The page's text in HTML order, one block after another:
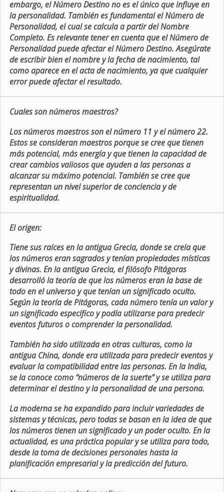
embargo, el Número Destino no es el único que influye en
la personalidad. También es fundamental el Número de
Personalidad, el cual se calcula a partir del Nombre
Completo. Es relevante tener en cuenta que el Número de
Personalidad puede afectar el Número Destino. Asegúrate
de escribir bien el nombre y la fecha de nacimiento, tal
como aparece en el acta de nacimiento, ya que cualquier
error puede afectar el resultado.
Cuales son números maestros?
Los números maestros son el número 11 y el número 22.
Estos se consideran maestros porque se cree que tienen
más potencial, más energía y que tienen la capacidad de
crear cambios valiosos que ayuden a las personas a
alcanzar su máximo potencial. También se cree que
representan un nivel superior de conciencia y de
espiritualidad.
El origen:
Tiene sus raíces en la antigua Grecia, donde se creía que
los números eran sagrados y tenían propiedades místicas
y divinas. En la antigua Grecia, el filósofo Pitágoras
desarrolló la teoría de que los números eran la base de
todo en el universo y que tenían un significado oculto.
Según la teoría de Pitágoras, cada número tenía un valor y
un significado específico y podía utilizarse para predecir
eventos futuros o comprender la personalidad.
También ha sido utilizada en otras culturas, como la
antigua China, donde era utilizada para predecir eventos y
evaluar la compatibilidad entre las personas. En la India,
se la conoce como “números de la suerte” y se utiliza para
determinar el destino y la personalidad de una persona.
La moderna se ha expandido para incluir variedades de
sistemas y técnicas, pero todas se basan en la idea de que
los números tienen un significado y un poder oculto. En la
actualidad, es una práctica popular y se utiliza para todo,
desde la toma de decisiones personales hasta la
planificación empresarial y la predicción del futuro.